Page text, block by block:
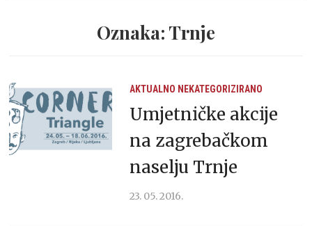
Oznaka: Trnje
AKTUALNO NEKATEGORIZIRANO
Umjetničke akcije
na zagrebačkom
naselju Trnje
23. 05. 2016.